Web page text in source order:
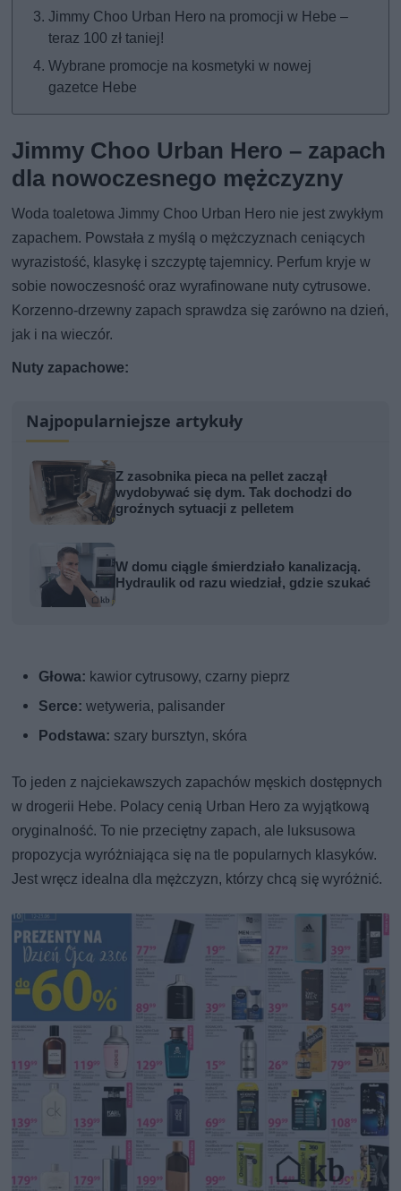
Jimmy Choo Urban Hero na promocji w Hebe –
teraz 100 zł taniej!
Wybrane promocje na kosmetyki w nowej
gazetce Hebe
Jimmy Choo Urban Hero – zapach
dla nowoczesnego mężczyzny
Woda toaletowa Jimmy Choo Urban Hero nie jest zwykłym
zapachem. Powstała z myślą o mężczyznach ceniących
wyrazistość, klasykę i szczyptę tajemnicy. Perfum kryje w
sobie nowoczesność oraz wyrafinowane nuty cytrusowe.
Korzenno-drzewny zapach sprawdza się zarówno na dzień,
jak i na wieczór.
Nuty zapachowe:
Najpopularniejsze artykuły
Z zasobnika pieca na pellet zaczął
wydobywać się dym. Tak dochodzi do
groźnych sytuacji z pelletem
W domu ciągle śmierdziało kanalizacją.
Hydraulik od razu wiedział, gdzie szukać
Głowa: kawior cytrusowy, czarny pieprz
Serce: wetyweria, palisander
Podstawa: szary bursztyn, skóra
To jeden z najciekawszych zapachów męskich dostępnych
w drogerii Hebe. Polacy cenią Urban Hero za wyjątkową
oryginalność. To nie przeciętny zapach, ale luksusowa
propozycja wyróżniająca się na tle popularnych klasyków.
Jest wręcz idealna dla mężczyzn, którzy chcą się wyróżnić.